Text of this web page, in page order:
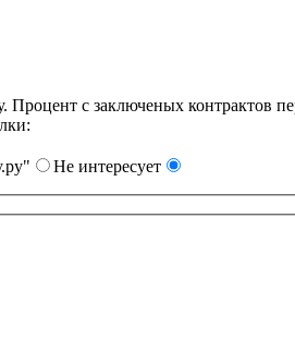
с заключеных контрактов
Не интересует